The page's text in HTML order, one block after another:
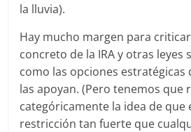
la lluvia).
Hay mucho margen para
concreto de la IRA y otras leyes
como las opciones estratégicas
las apoyan. (Pero tenemos que
categóricamente la idea de que
restricción tan fuerte que